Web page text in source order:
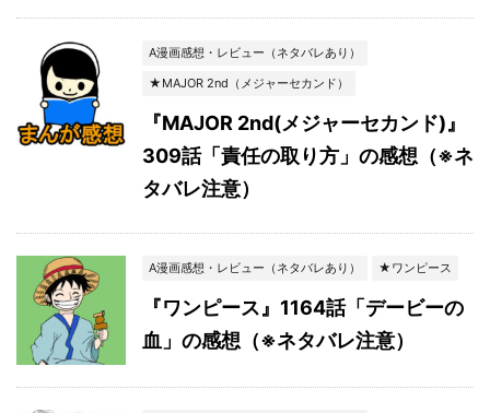
A漫画感想・レビュー（ネタバレあり）
★MAJOR 2nd（メジャーセカンド）
『MAJOR 2nd(メジャーセカンド)』
309話「責任の取り方」の感想（※ネ
タバレ注意）
A漫画感想・レビュー（ネタバレあり） ★ワンピース
『ワンピース』1164話「デービーの
血」の感想（※ネタバレ注意）